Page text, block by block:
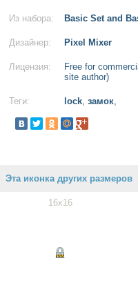
Из набора: Basic Set and
Дизайнер: Pixel Mixer
Лицензия:
Free for
site author)
Теги: lock, замок,
Эта иконка других размеров
16x16